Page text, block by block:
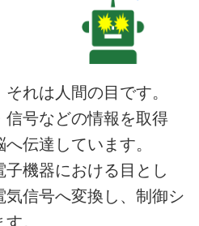
れは人間の目です。
信号などの情報を取得
伝達しています。
機器における目とし
信号へ変換し、制御シ
。